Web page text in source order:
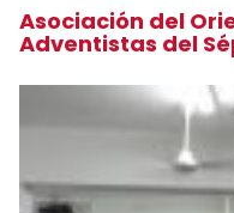
Asociación del
Adventistas del